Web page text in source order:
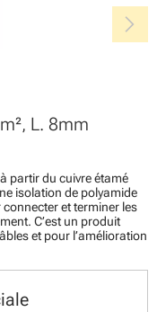
chevron_right
L. 8mm
partir du cuivre étamé
isolation de polyamide
et terminer les
C’est un produit
et pour l’amélioration